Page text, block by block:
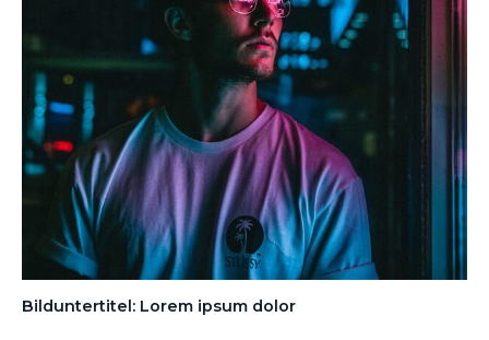
Bilduntertitel: Lorem ipsum dolor